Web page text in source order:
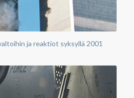
ja reaktiot syksyllä 2001